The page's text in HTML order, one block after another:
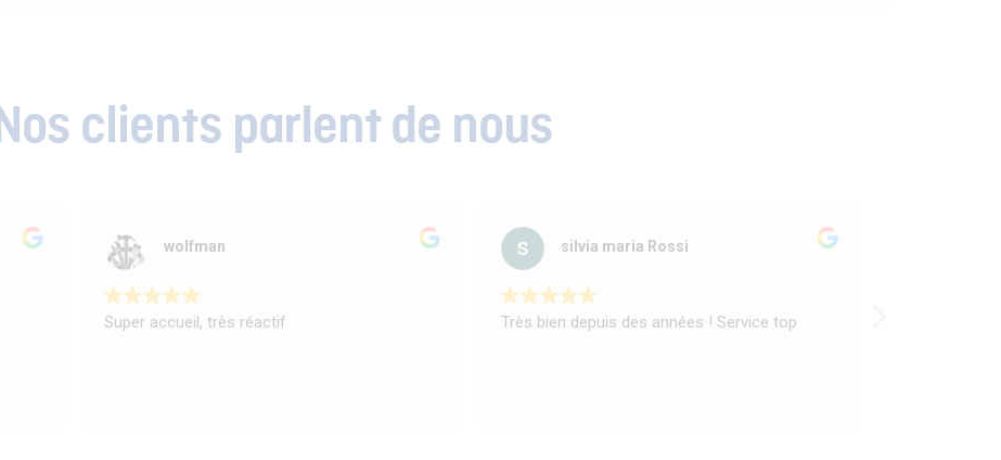
Nos clients parlent de nous
wolfman
Super accueil, très réactif
silvia maria Rossi
Très bien depuis des années ! Service top